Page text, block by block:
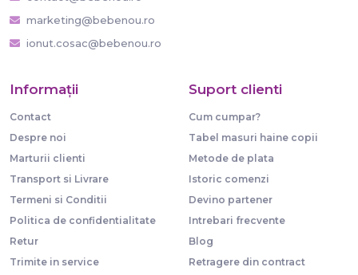
marketing@bebenou.ro
ionut.cosac@bebenou.ro
Informaţii
Contact
Despre noi
Marturii clienti
Transport si Livrare
Termeni si Conditii
Politica de confidentialitate
Retur
Trimite in service
Suport clienti
Cum cumpar?
Tabel masuri haine copii
Metode de plata
Istoric comenzi
Devino partener
Intrebari frecvente
Blog
Retragere din contract